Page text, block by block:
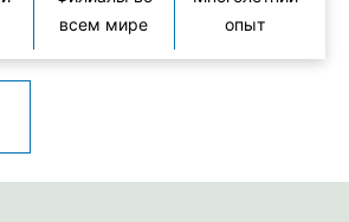
всем мире
опыт